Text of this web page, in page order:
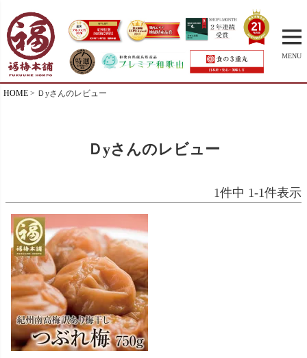
MENU
HOME Ｄyさんのレビュー
Ｄyさんのレビュー
1件中 1-1件表示